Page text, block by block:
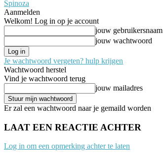
Spinoza
Aanmelden
Welkom! Log in op je account
jouw gebruikersnaam
jouw wachtwoord
Je wachtwoord vergeten? hulp krijgen
Wachtwoord herstel
Vind je wachtwoord terug
jouw mailadres
Er zal een wachtwoord naar je gemaild worden
LAAT EEN REACTIE ACHTER
Log in om een opmerking achter te laten